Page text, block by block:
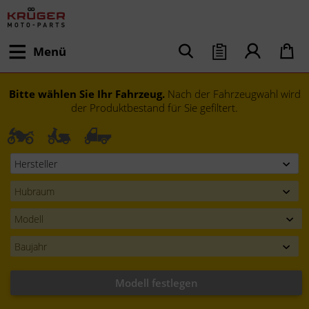
Menü
Bitte wählen Sie Ihr Fahrzeug. Nach der Fahrzeugwahl wird
der Produktbestand für Sie gefiltert.
Modell festlegen